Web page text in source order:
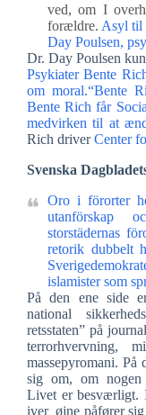
ved, om I
forældre. Asyl til
Day Poulsen,
Dr. Day Poulsen
Psykiater Bente
om moral.“Bente
Bente Rich får
medvirken til at
Rich driverCenter
Svenska
Oro i förorter
utanförskap
storstädernas
retorik dubbelt
islamister som
På den ene side
national
retsstaten” på
terrorhvervning,
massepyromani. På
sig om, om nogen
Livet er besværligt.
iver øjne påfører